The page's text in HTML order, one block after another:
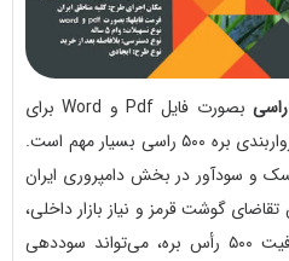
بصورت فایل Pdf و Word برای
آشنایی اولیه با هزینه‌ها و درآمد پرواربندی بره ۵۰۰ راسی بسیار مهم است.
سودآور در بخش دامپروری ایران
گوشت قرمز و نیاز بازار داخلی،
سرمایه‌گذاری در این حوزه با ظرفیت ۵۰۰ رأس بره، می‌تواند سوددهی